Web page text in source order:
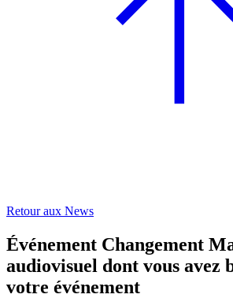
Retour aux News
Événement Changement
audiovisuel dont vous avez
votre événement